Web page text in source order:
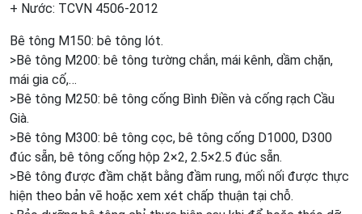
+ Nước: TCVN 4506-2012
Bê tông M150: bê tông lót.
>Bê tông M200: bê tông tường chắn, mái kênh, dầm chặn,
mái gia cố,…
>Bê tông M250: bê tông cống Bình Điền và cống rạch Cầu
Già.
>Bê tông M300: bê tông cọc, bê tông cống D1000, D300
đúc sẵn, bê tông cống hộp 2×2, 2.5×2.5 đúc sẵn.
>Bê tông được đầm chặt bằng đầm rung, mối nối được thực
hiện theo bản vẽ hoặc xem xét chấp thuận tại chỗ.